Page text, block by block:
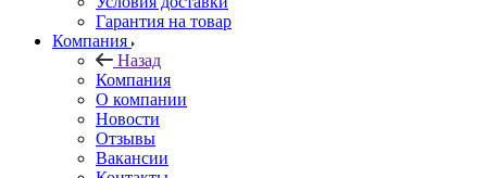
Гарантия на товар
Компания
Назад
Компания
О компании
Новости
Отзывы
Вакансии